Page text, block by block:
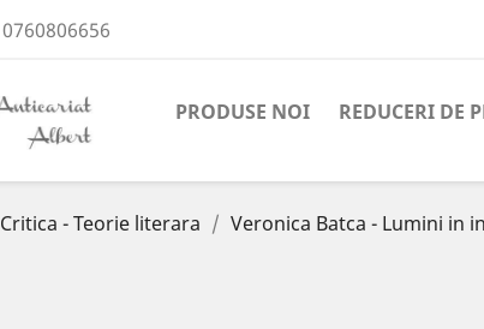
0760806656
PRODUSE NOI REDUCERI DE
Critica - Teorie literara Veronica Batca - Lumini in